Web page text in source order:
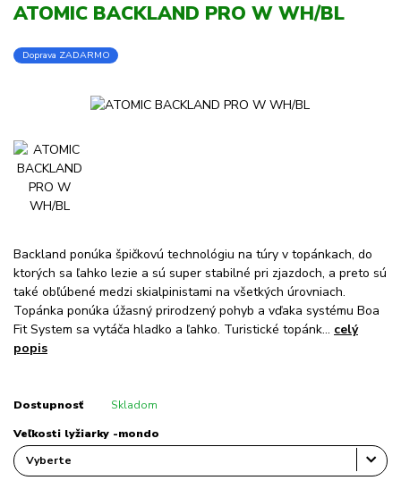
ATOMIC BACKLAND PRO W WH/BL
Doprava ZADARMO
Backland ponúka špičkovú technológiu na túry v topánkach, do
ktorých sa ľahko lezie a sú super stabilné pri zjazdoch, a preto sú
také obľúbené medzi skialpinistami na všetkých úrovniach.
Topánka ponúka úžasný prirodzený pohyb a vďaka systému Boa
Fit System sa vytáča hladko a ľahko. Turistické topánk... celý
popis
Dostupnosť Skladom
Veľkosti lyžiarky -mondo